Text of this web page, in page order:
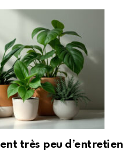
très peu d’entretien